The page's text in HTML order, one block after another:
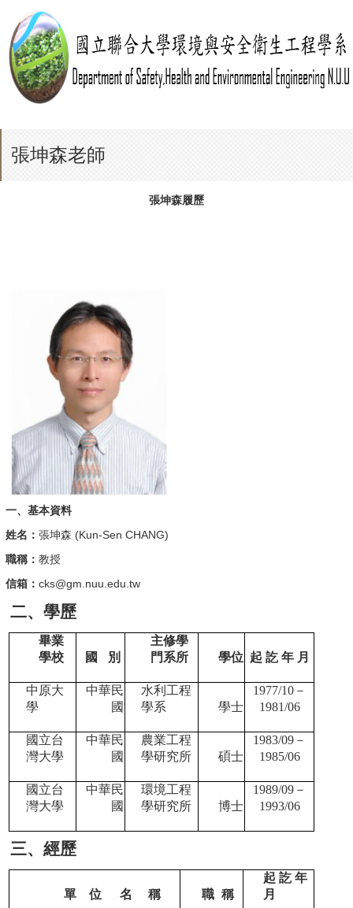
張坤森老師
張坤森履歷
一、基本資料
姓名： 張坤森 (Kun-Sen CHANG)
職稱： 教授
信箱： cks@gm.nuu.edu.tw
二、學歷
畢業
學校
國 別
主修學
門系所
學位 起 訖 年 月
中原大
學
中華民
國
水利工程
學系
學士
1977/10－
1981/06
國立台
灣大學
中華民
國
農業工程
學研究所
碩士
1983/09－
1985/06
國立台
灣大學
中華民
國
環境工程
學研究所
博士
1989/09－
1993/06
三、經歷
單 位 名 稱 職 稱
起 訖 年
月